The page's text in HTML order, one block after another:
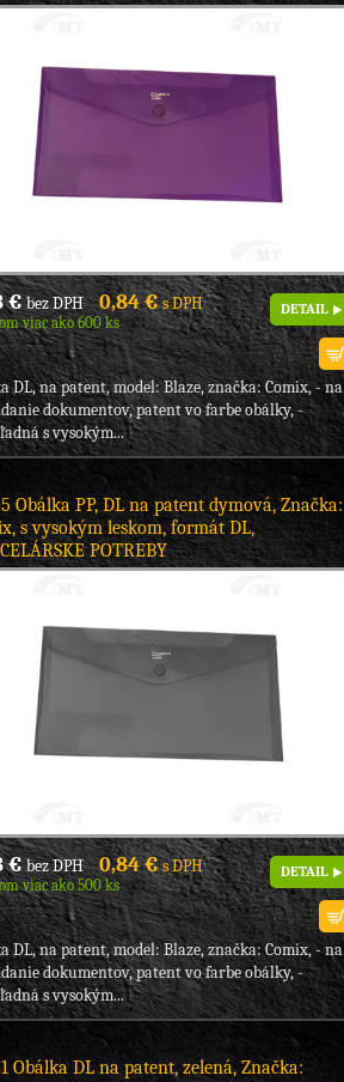
€bez DPH 0,84 €s DPH
viac ako 600 ks
DETAIL
DL, na patent, model: Blaze, značka: Comix, - na
dokumentov, patent vo farbe obálky, -
s vysokým...
Obálka PP, DL na patent dymová, Značka:
s vysokým leskom, formát DL,
POTREBY
€bez DPH 0,84 €s DPH
viac ako 500 ks
DETAIL
DL, na patent, model: Blaze, značka: Comix, - na
dokumentov, patent vo farbe obálky, -
s vysokým...
Obálka DL na patent, zelená, Značka: